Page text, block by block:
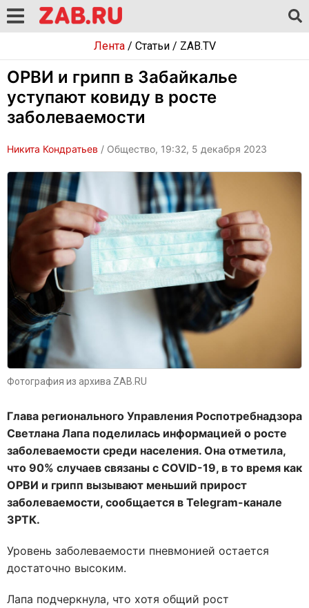
Лента/ Статьи/ ZAB.TV
ОРВИ и грипп в Забайкалье
уступают ковиду в росте
заболеваемости
Никита Кондратьев / Общество, 19:32, 5 декабря 2023
Фотография из архива ZAB.RU
Глава регионального Управления Роспотребнадзора
Светлана Лапа поделилась информацией о росте
заболеваемости среди населения. Она отметила,
что 90% случаев связаны с COVID-19, в то время как
ОРВИ и грипп вызывают меньший прирост
заболеваемости, сообщается в Telegram-канале
ЗРТК.
Уровень заболеваемости пневмонией остается
достаточно высоким.
Лапа подчеркнула, что хотя общий рост